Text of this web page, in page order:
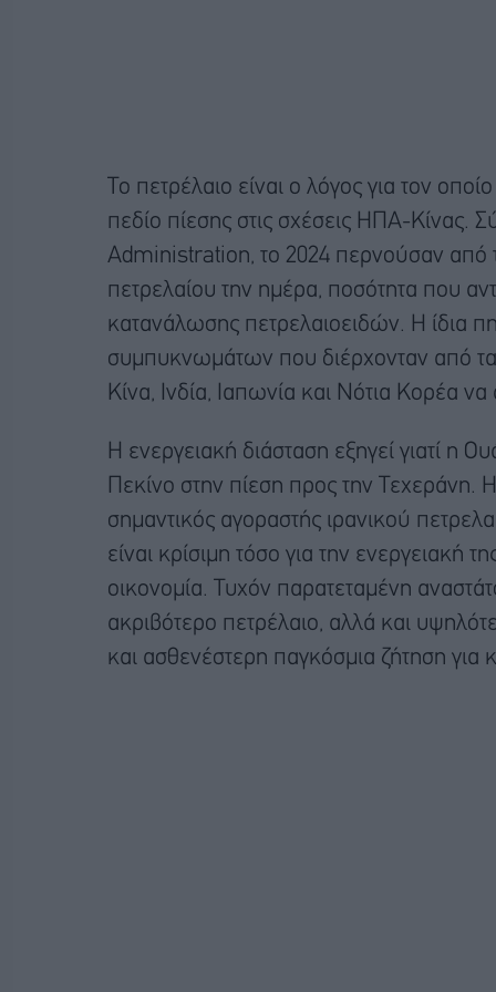
Το πετρέλαιο είναι ο λόγος για τον
πεδίο πίεσης στις σχέσεις ΗΠΑ-
Administration, το 2024 περνούσαν από
πετρελαίου την ημέρα, ποσότητα που
κατανάλωσης πετρελαιοειδών. Η ίδια
συμπυκνωμάτων που διέρχονταν από τα
Κίνα, Ινδία, Ιαπωνία και Νότια Κορέα
Η ενεργειακή διάσταση εξηγεί γιατί η
Πεκίνο στην πίεση προς την Τεχεράνη.
σημαντικός αγοραστής ιρανικού
είναι κρίσιμη τόσο για την ενεργειακή
οικονομία. Τυχόν παρατεταμένη
ακριβότερο πετρέλαιο, αλλά και
και ασθενέστερη παγκόσμια ζήτηση για